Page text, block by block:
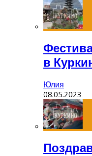
в
Юлия
08.05.2023